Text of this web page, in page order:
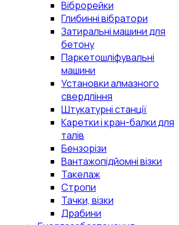
Віброрейки
Глибинні вібратори
Затиральні машини для
бетону
Паркетошліфувальні
машини
Установки алмазного
свердління
Штукатурні станції
Каретки і кран-балки для
талів
Бензорізи
Вантажопідйомні візки
Такелаж
Стропи
Тачки, візки
Драбини